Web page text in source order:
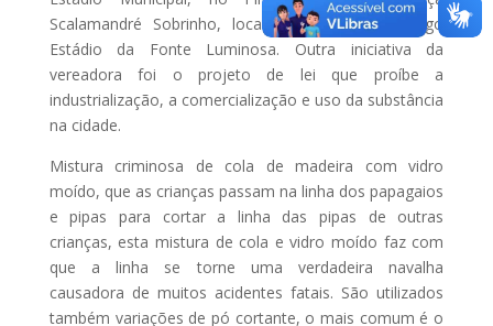
Scalamandré Sobrinho, localizada diante do antigo
Estádio da Fonte Luminosa. Outra iniciativa da
vereadora foi o projeto de lei que proíbe a
industrialização, a comercialização e uso da substância
na cidade.
Mistura criminosa de cola de madeira com vidro
moído, que as crianças passam na linha dos papagaios
e pipas para cortar a linha das pipas de outras
crianças, esta mistura de cola e vidro moído faz com
que a linha se torne uma verdadeira navalha
causadora de muitos acidentes fatais. São utilizados
também variações de pó cortante, o mais comum é o